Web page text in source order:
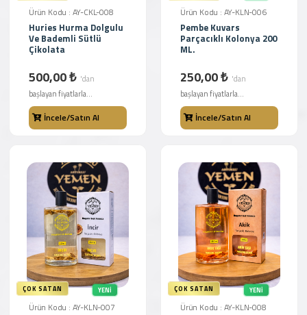
Ürün Kodu : AY-CKL-008
Huries Hurma Dolgulu
Ve Bademli Sütlü
Çikolata
500,00 ₺ 'dan
başlayan fiyatlarla...
İncele/Satın Al
Ürün Kodu : AY-KLN-006
Pembe Kuvars
Parçacıklı Kolonya 200
ML.
250,00 ₺ 'dan
başlayan fiyatlarla...
İncele/Satın Al
ÇOK SATAN YENI
Ürün Kodu : AY-KLN-007
ÇOK SATAN YENI
Ürün Kodu : AY-KLN-008